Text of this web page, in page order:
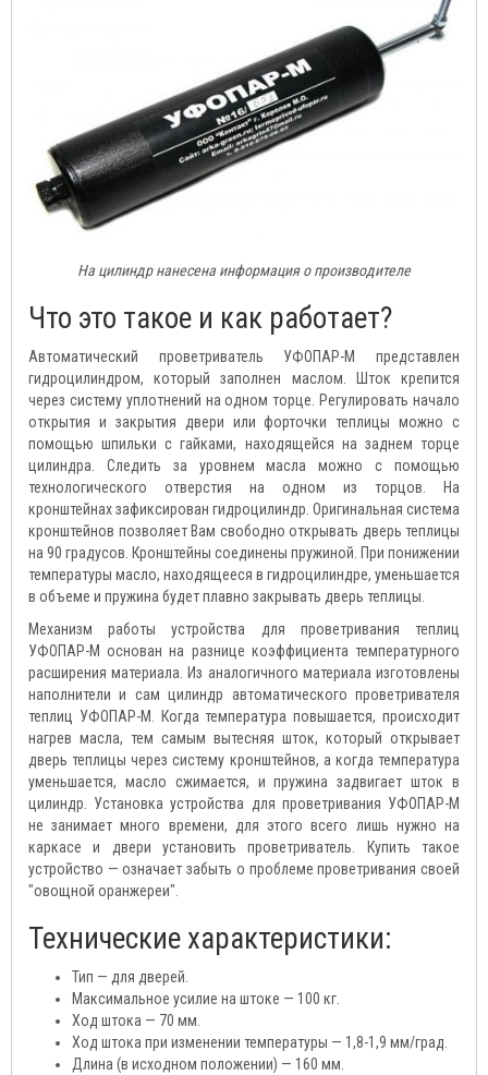
На цилиндр нанесена информация о производителе
Что это такое и как работает?
Автоматический проветриватель УФОПАР-М представлен
гидроцилиндром, который заполнен маслом. Шток крепится
через систему уплотнений на одном торце. Регулировать начало
открытия и закрытия двери или форточки теплицы можно с
помощью шпильки с гайками, находящейся на заднем торце
цилиндра. Следить за уровнем масла можно с помощью
технологического отверстия на одном из торцов. На
кронштейнах зафиксирован гидроцилиндр. Оригинальная система
кронштейнов позволяет Вам свободно открывать дверь теплицы
на 90 градусов. Кронштейны соединены пружиной. При понижении
температуры масло, находящееся в гидроцилиндре, уменьшается
в объеме и пружина будет плавно закрывать дверь теплицы.
Механизм работы устройства для проветривания теплиц
УФОПАР-М основан на разнице коэффициента температурного
расширения материала. Из аналогичного материала изготовлены
наполнители и сам цилиндр автоматического проветривателя
теплиц УФОПАР-М. Когда температура повышается, происходит
нагрев масла, тем самым вытесняя шток, который открывает
дверь теплицы через систему кронштейнов, а когда температура
уменьшается, масло сжимается, и пружина задвигает шток в
цилиндр. Установка устройства для проветривания УФОПАР-М
не занимает много времени, для этого всего лишь нужно на
каркасе и двери установить проветриватель. Купить такое
устройство — означает забыть о проблеме проветривания своей
"овощной оранжереи".
Технические характеристики:
Тип — для дверей.
Максимальное усилие на штоке — 100 кг.
Ход штока — 70 мм.
Ход штока при изменении температуры — 1,8-1,9 мм/град.
Длина (в исходном положении) — 160 мм.